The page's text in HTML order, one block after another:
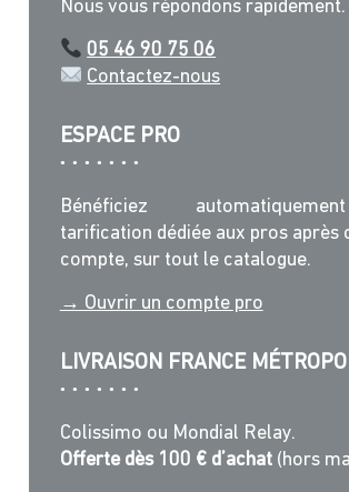
Nous vous répondons rapidement.
05 46 90 75 06
Contactez-nous
ESPACE PRO
Bénéficiez
tarification dédiée aux pros après
compte, sur tout le catalogue.
→ Ouvrir un compte pro
LIVRAISON FRANCE
Colissimo ou Mondial Relay.
Offerte dès 100 € d’achat (hors